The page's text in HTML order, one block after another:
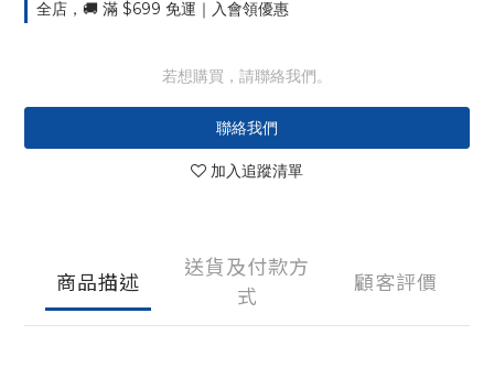
全店，🚚 滿 $699 免運｜入會領優惠
若想購買，請聯絡我們。
聯絡我們
加入追蹤清單
商品描述
送貨及付款方
式
顧客評價